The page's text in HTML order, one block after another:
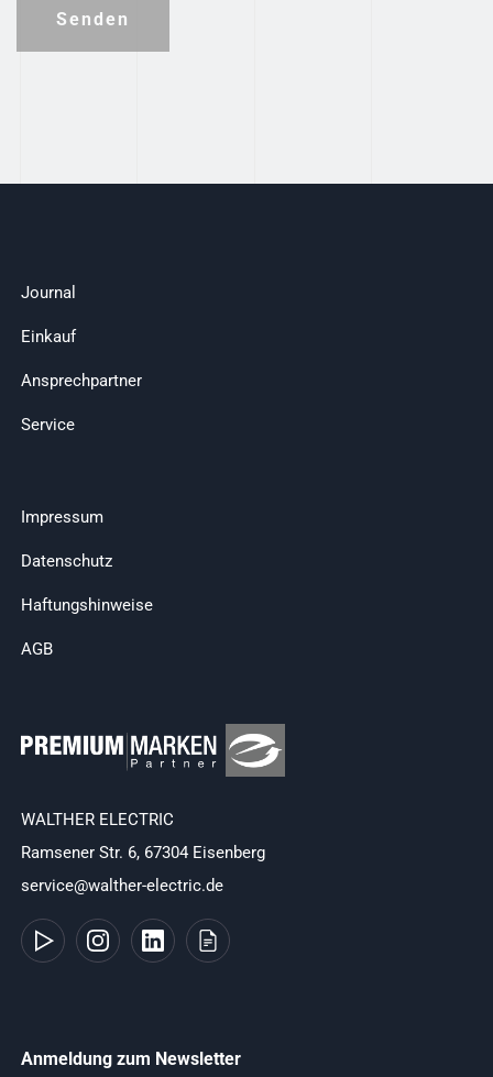
Senden
Journal
Einkauf
Ansprechpartner
Service
Impressum
Datenschutz
Haftungshinweise
AGB
WALTHER ELECTRIC
Ramsener Str. 6, 67304 Eisenberg
service@walther-electric.de
Anmeldung zum Newsletter